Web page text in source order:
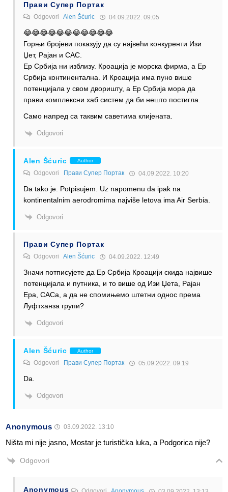
Прави Супер Портак
Odgovori Alen Šćuric 04.09.2022. 09:05
😂😂😂😂😂😂😂😂😂😂😂
Горњи бројеви показују да су највећи конкуренти Изи
Џет, Рајан и САС.
Ер Србија ни изблизу. Кроација је морска фирма, а Ер
Србија континентална. И Кроација има пуно више
потенцијала у свом дворишту, а Ер Србија мора да
прави комплексни хаб систем да би нешто постигла.
Само напред са таквим саветима клијената.
Odgovori
Alen Šćuric Author
Odgovori Прави Супер Портак 04.09.2022. 10:20
Da tako je. Potpisujem. Uz napomenu da ipak na
kontinentalnim aerodromima najviše letova ima Air Serbia.
Odgovori
Прави Супер Портак
Odgovori Alen Šćuric 04.09.2022. 12:49
Значи потписујете да Ер Србија Кроацији скида највише
потенцијала и путника, и то више од Изи Џета, Рајан
Ера, САСа, а да не спомињемо штетни однос према
Луфтханза групи?
Odgovori
Alen Šćuric Author
Odgovori Прави Супер Портак 05.09.2022. 09:19
Da.
Odgovori
Anonymous 03.09.2022. 13:10
Ništa mi nije jasno, Mostar je turistička luka, a Podgorica nije?
Odgovori
Anonymous